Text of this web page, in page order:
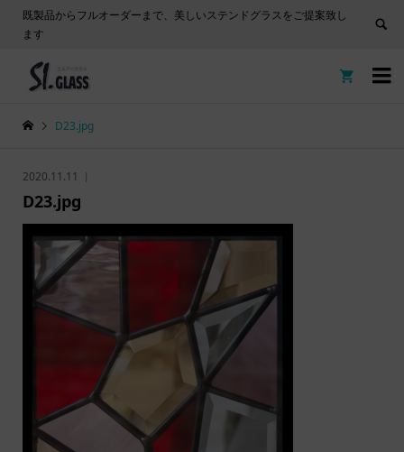
既製品からフルオーダーまで、美しいステンドグラスをご提案致し
ます


D23.jpg
2020.11.11
D23.jpg